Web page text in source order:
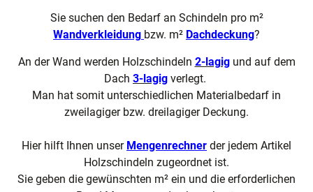
Sie suchen den Bedarf an Schindeln pro m²
Wandverkleidung bzw. m² Dachdeckung?
An der Wand werden Holzschindeln 2-lagigund auf dem
Dach 3-lagig verlegt.
Man hat somit unterschiedlichen Materialbedarf in
zweilagiger bzw. dreilagiger Deckung.
Hier hilft Ihnen unser Mengenrechner der jedem Artikel
Holzschindeln zugeordnet ist.
Sie geben die gewünschten m² ein und die erforderlichen